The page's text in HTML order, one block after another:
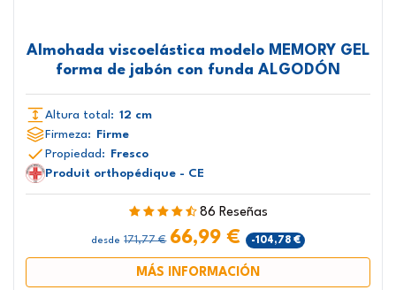
Almohada viscoelástica modelo MEMORY GEL
forma de jabón con funda ALGODÓN
Altura total: 12 cm
Firmeza:
Firme
Propiedad:
Fresco
Produit orthopédique - CE
86 Reseñas
desde 171,77 € 66,99 € -104,78 €
MÁS INFORMACIÓN